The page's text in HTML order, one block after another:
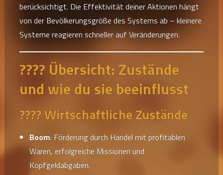
berücksichtigt. Die Effektivität deiner Aktionen hängt
von der Bevölkerungsgröße des Systems ab – kleinere
Systeme reagieren schneller auf Veränderungen.
???? Übersicht: Zustände
und wie du sie beeinflusst
???? Wirtschaftliche Zustände
Boom: Förderung durch Handel mit profitablen
Waren, erfolgreiche Missionen und
Kopfgeldabgaben.